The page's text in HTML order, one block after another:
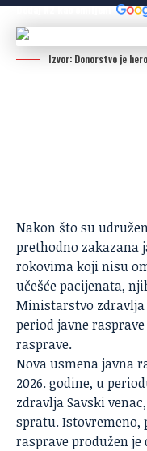
Dodaj N2 kao omiljeni
Izvor: Donorstvo je
Nakon što su
prethodno zakazana
rokovima koji nisu
učešće pacijenata,
Ministarstvo zdravlja
period javne
rasprave.
Nova usmena javna
2026. godine, u
zdravlja Savski
spratu. Istovremeno,
rasprave produžen je